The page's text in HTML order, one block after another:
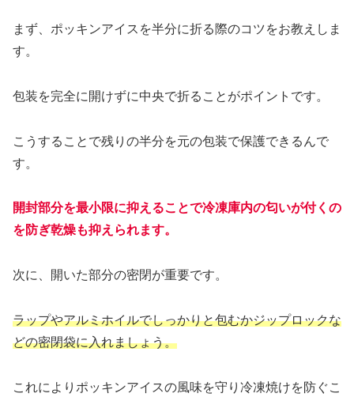
まず、ポッキンアイスを半分に折る際のコツをお教えしま
す。
包装を完全に開けずに中央で折ることがポイントです。
こうすることで残りの半分を元の包装で保護できるんで
す。
開封部分を最小限に抑えることで冷凍庫内の匂いが付くの
を防ぎ乾燥も抑えられます。
次に、開いた部分の密閉が重要です。
ラップやアルミホイルでしっかりと包むかジップロックな
どの密閉袋に入れましょう。
これによりポッキンアイスの風味を守り冷凍焼けを防ぐこ